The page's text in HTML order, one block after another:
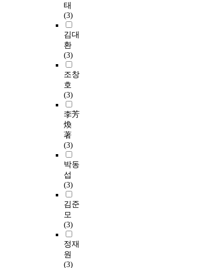
태
(3)
김대
환
(3)
조창
호
(3)
李芳
煥
著
(3)
박동
섭
(3)
김준
모
(3)
정재
원
(3)